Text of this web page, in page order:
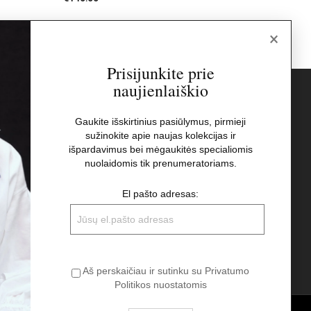
El pašto adresas:
Aš perskaičiau ir sutinku su Privatumo
Politikos nuostatomis
×
Prisijunkite prie
naujienlaiškio
Gaukite išskirtinius pasiūlymus, pirmieji
sužinokite apie naujas kolekcijas ir
išpardavimus bei mėgaukitės specialiomis
nuolaidomis tik prenumeratoriams.
El pašto adresas:
Aš perskaičiau ir sutinku su Privatumo
Politikos nuostatomis